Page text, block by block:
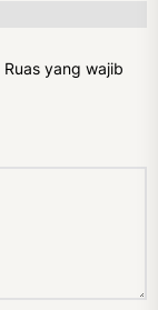
Ruas yang wajib